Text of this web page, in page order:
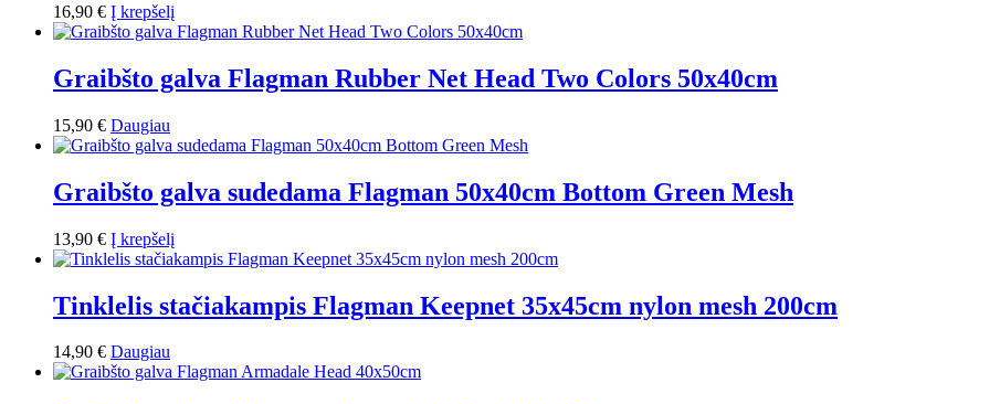
16,90 € Į krepšelį
Graibšto galva Flagman Rubber Net Head Two Colors 50x40cm
15,90 € Daugiau
Graibšto galva sudedama Flagman 50х40cm Bottom Green Mesh
13,90 € Į krepšelį
Tinklelis stačiakampis Flagman Keepnet 35x45cm nylon mesh 200cm
14,90 € Daugiau